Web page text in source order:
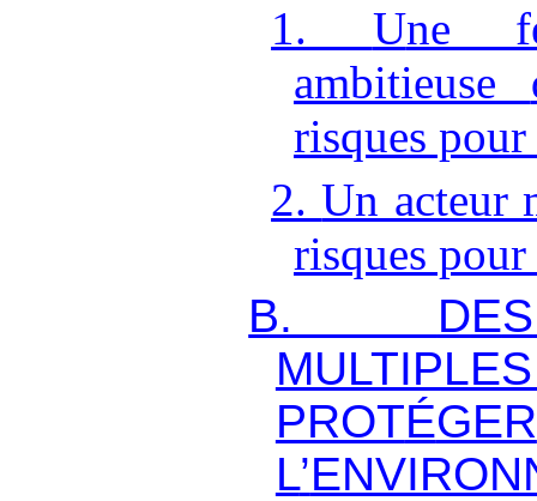
1. Une
ambitieuse
risques pour
2.Un acteur
risques pour
B. DES
PROTÉGER
L’